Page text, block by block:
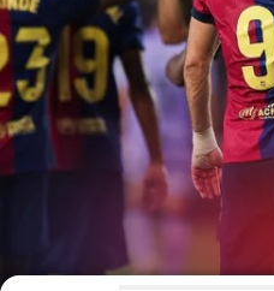
10年毎
会長
レジェンド
監督
plusicon
label.aria.plus
プレスパス
Facilities
スケジュール
チケット
結果
順位表
バルサAtlètic
plusicon
label.aria.plus
スケジュール
チケット
順位表
PLUSICON
LABEL.ARIA.PLUS
トップチーム
plusicon
label.aria.plus
スケジュール
チケット
PLUSICON
LABEL.ARIA.PLUS
トップチーム